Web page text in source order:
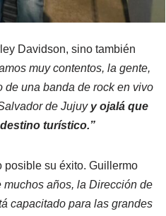
Davidson, sino también
muy contentos, la gente,
de una banda de rock en vivo
de Jujuy y ojalá que
turístico.”
posible su éxito. Guillermo
años, la Dirección de
capacitado para las grandes